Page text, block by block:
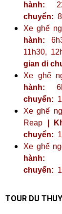
hành:
chuyển:
Xe ghế
hành:
11h30,
gian di
Xe ghế
hành:
chuyển:
Xe ghế
Reap
|
chuyển:
Xe ghế
hành:
chuyển:
TOUR DU